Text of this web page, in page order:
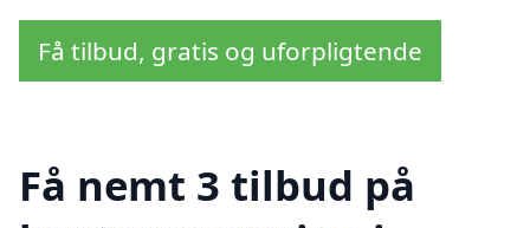
Få tilbud, gratis og uforpligtende
Få nemt 3 tilbud på